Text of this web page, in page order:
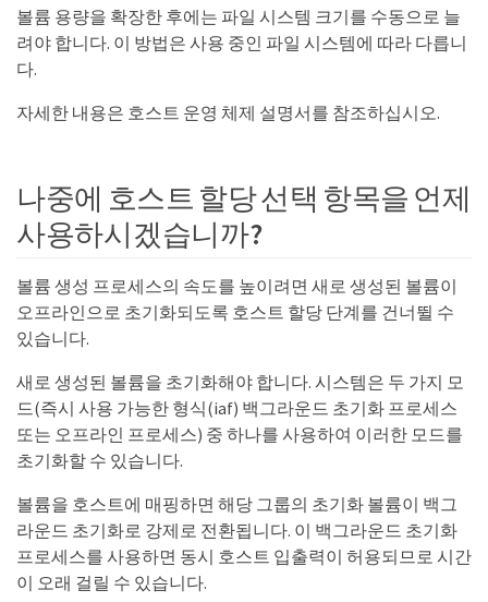
볼륨 용량을 확장한 후에는 파일 시스템 크기를 수동으로 늘
려야 합니다. 이 방법은 사용 중인 파일 시스템에 따라 다릅니
다.
자세한 내용은 호스트 운영 체제 설명서를 참조하십시오.
나중에 호스트 할당 선택 항목을 언제
사용하시겠습니까?
볼륨 생성 프로세스의 속도를 높이려면 새로 생성된 볼륨이
오프라인으로 초기화되도록 호스트 할당 단계를 건너뛸 수
있습니다.
새로 생성된 볼륨을 초기화해야 합니다. 시스템은 두 가지 모
드(즉시 사용 가능한 형식(iaf) 백그라운드 초기화 프로세스
또는 오프라인 프로세스) 중 하나를 사용하여 이러한 모드를
초기화할 수 있습니다.
볼륨을 호스트에 매핑하면 해당 그룹의 초기화 볼륨이 백그
라운드 초기화로 강제로 전환됩니다. 이 백그라운드 초기화
프로세스를 사용하면 동시 호스트 입출력이 허용되므로 시간
이 오래 걸릴 수 있습니다.